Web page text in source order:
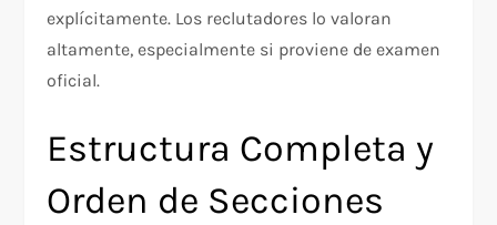
explícitamente. Los reclutadores lo valoran
altamente, especialmente si proviene de examen
oficial.
Estructura Completa y
Orden de Secciones